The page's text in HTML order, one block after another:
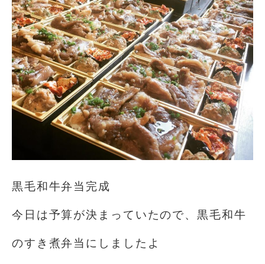
黒毛和牛弁当完成
今日は予算が決まっていたので、黒毛和牛
のすき煮弁当にしましたよ